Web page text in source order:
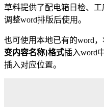
草料提供了配电箱日检、
调整word排版后使用。
也可使用本地已有的word
变内容名称}格式插入word
插入对应位置。